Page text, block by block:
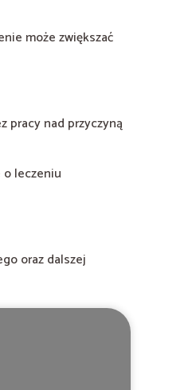
może zwiększać
pracy nad przyczyną
leczeniu
oraz dalszej